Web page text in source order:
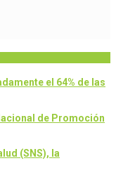
el 64% de las
de Promoción
(SNS), la